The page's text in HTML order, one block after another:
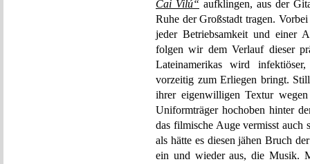
Cai Vilú“ aufklingen, aus der
Ruhe der Großstadt tragen.
jeder Betriebsamkeit und einer
folgen wir dem Verlauf dieser
Lateinamerikas wird
vorzeitig zum Erliegen bringt.
ihrer eigenwilligen Textur wegen
Uniformträger hochoben hinter
das filmische Auge vermisst auch
als hätte es diesen jähen Bruch
ein und wieder aus, die Musik.